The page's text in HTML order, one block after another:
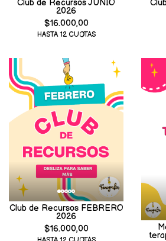
Club de Recursos JUNIO
2026
$16.000,00
HASTA 12 CUOTAS
Club de Recursos FEBRERO
2026
$16.000,00